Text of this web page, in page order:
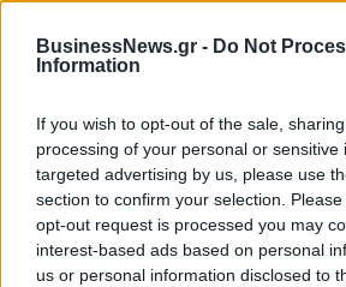
BusinessNews.gr - Do Not
Information
If you wish to opt-out of the sale,
processing of your personal or sensitive
targeted advertising by us, please use
section to confirm your selection.
opt-out request is processed you may
interest-based ads based on personal
us or personal information disclosed to
Health Monitoring: Η εθνική
των πολιτών
08/08/2026 - 11:48 ΥΓΕΙΑ
Ελληνική Αναπτυξιακή Τράπεζα:
ευρώ ανοίγει δρόμο για δάνεια
μικρομεσαίες
08/08/2026 - 11:22 ΤΡΑΠΕΖΕΣ